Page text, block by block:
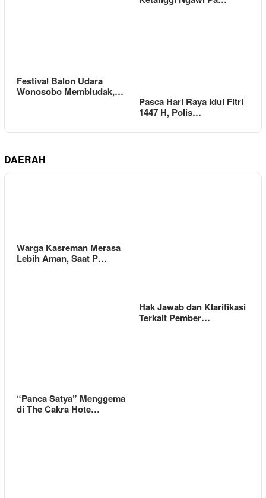
Festival Balon Udara
Wonosobo Membludak,…
Pasca Hari Raya Idul Fitri
1447 H, Polis…
DAERAH
Warga Kasreman Merasa
Lebih Aman, Saat P…
Hak Jawab dan Klarifikasi
Terkait Pember…
“Panca Satya” Menggema
di The Cakra Hote…